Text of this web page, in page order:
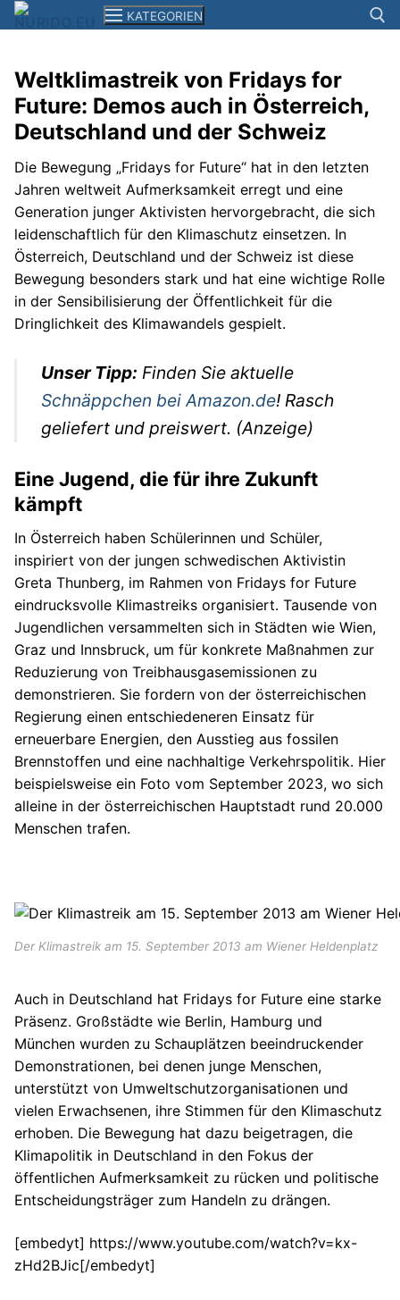
Zum
Inhalt
KATEGORIEN
News
Smartphones+Tablets
Computer
Kameras
Elektronik
Reisen
Musik
Weltklimastreik von Fridays for
Future: Demos auch in Österreich,
Deutschland und der Schweiz
Die Bewegung „Fridays for Future“ hat in den letzten
Jahren weltweit Aufmerksamkeit erregt und eine
Generation junger Aktivisten hervorgebracht, die sich
leidenschaftlich für den Klimaschutz einsetzen. In
Österreich, Deutschland und der Schweiz ist diese
Bewegung besonders stark und hat eine wichtige Rolle
in der Sensibilisierung der Öffentlichkeit für die
Dringlichkeit des Klimawandels gespielt.
Unser Tipp: Finden Sie aktuelle
Schnäppchen bei Amazon.de! Rasch
geliefert und preiswert. (Anzeige)
Eine Jugend, die für ihre Zukunft
kämpft
In Österreich haben Schülerinnen und Schüler,
inspiriert von der jungen schwedischen Aktivistin
Greta Thunberg, im Rahmen von Fridays for Future
eindrucksvolle Klimastreiks organisiert. Tausende von
Jugendlichen versammelten sich in Städten wie Wien,
Graz und Innsbruck, um für konkrete Maßnahmen zur
Reduzierung von Treibhausgasemissionen zu
demonstrieren. Sie fordern von der österreichischen
Regierung einen entschiedeneren Einsatz für
erneuerbare Energien, den Ausstieg aus fossilen
Brennstoffen und eine nachhaltige Verkehrspolitik. Hier
beispielsweise ein Foto vom September 2023, wo sich
alleine in der österreichischen Hauptstadt rund 20.000
Menschen trafen.
Der Klimastreik am 15. September 2013 am Wiener Heldenplatz
Auch in Deutschland hat Fridays for Future eine starke
Präsenz. Großstädte wie Berlin, Hamburg und
München wurden zu Schauplätzen beeindruckender
Demonstrationen, bei denen junge Menschen,
unterstützt von Umweltschutzorganisationen und
vielen Erwachsenen, ihre Stimmen für den Klimaschutz
erhoben. Die Bewegung hat dazu beigetragen, die
Klimapolitik in Deutschland in den Fokus der
öffentlichen Aufmerksamkeit zu rücken und politische
Entscheidungsträger zum Handeln zu drängen.
[embedyt] https://www.youtube.com/watch?v=kx-
zHd2BJic[/embedyt]